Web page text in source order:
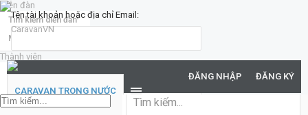
Diễn đàn
Tìm kiếm diễn đàn
Mới nhất
Thành viên
Notable Members
Đang trực tuyến
Hoạt động gần đây
Tên tài khoản hoặc địa chỉ Email:
Mật khẩu:
Bạn đã quên mật khẩu?
CARAVAN TRONG NƯỚC
ĐĂNG NHẬP ĐĂNG KÝ